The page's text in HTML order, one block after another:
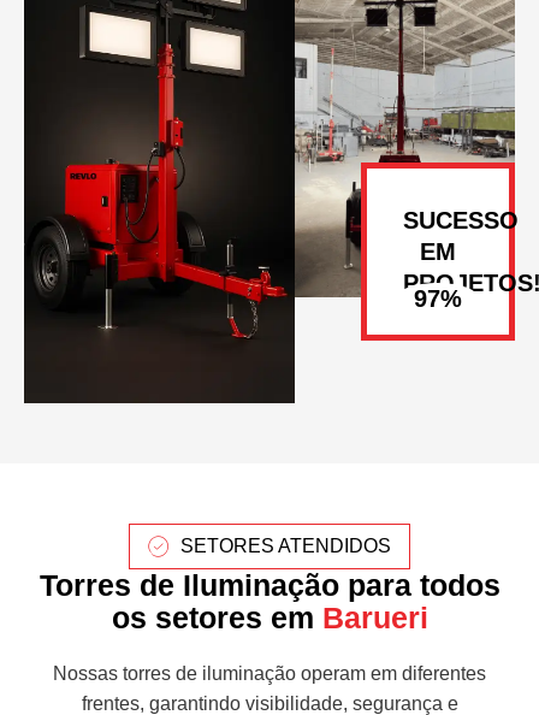
SUCESSO
EM
SETORES ATENDIDOS
Torres de Iluminação para todos
os setores em Barueri
Nossas torres de iluminação operam em diferentes
frentes, garantindo visibilidade, segurança e